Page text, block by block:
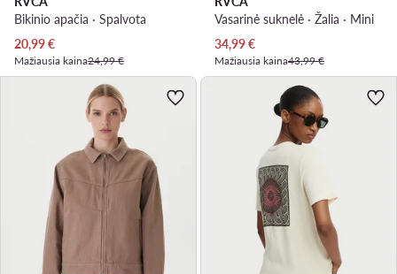
Bikinio apačia · Spalvota
Dabartinė kaina
20,99€
Mažiausia kaina24,99 €
Vasarinė suknelė · Žalia · Mini
Dabartinė kaina
34,99€
Mažiausia kaina43,99 €